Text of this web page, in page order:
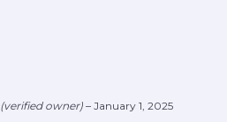
(verified owner) – January 1, 2025